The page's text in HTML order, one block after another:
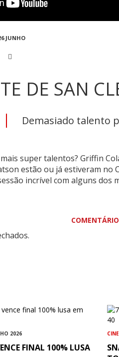
JUNHO
DE SAN
Demasiado talento
super talentos? Griffin
estão ou já estiveram
incrível com alguns dos
2026
FINAL 100% LUSA